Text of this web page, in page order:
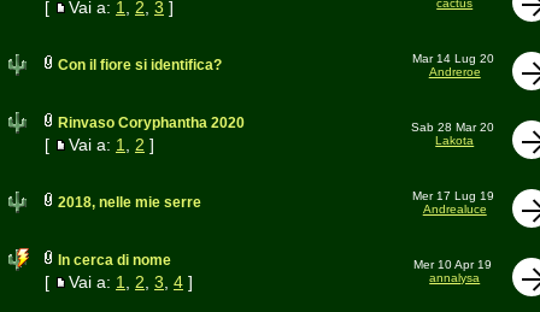
[ Vai a: 1 2 3 ]
cactus
Con il fiore si identifica?
Mar 14 Lug 20
Andreroe
Rinvaso Coryphantha 2020
[ Vai a: 1 2 ]
Sab 28 Mar 20
Lakota
2018, nelle mie serre
Mer 17 Lug 19
Andrealuce
In cerca di nome
[ Vai a: 1 2 3 4]
Mer 10 Apr 19
annalysa